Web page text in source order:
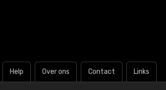
Help Over ons Contact Links